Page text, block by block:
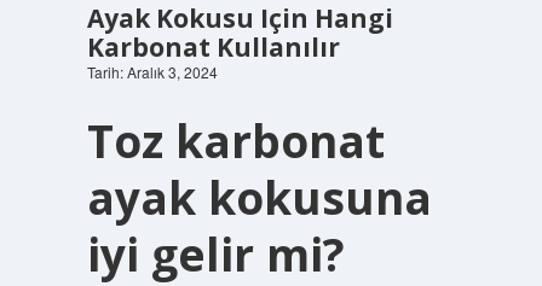
Ayak Kokusu Için Hangi
Karbonat Kullanılır
Tarih: Aralık 3, 2024
Toz karbonat
ayak kokusuna
iyi gelir mi?